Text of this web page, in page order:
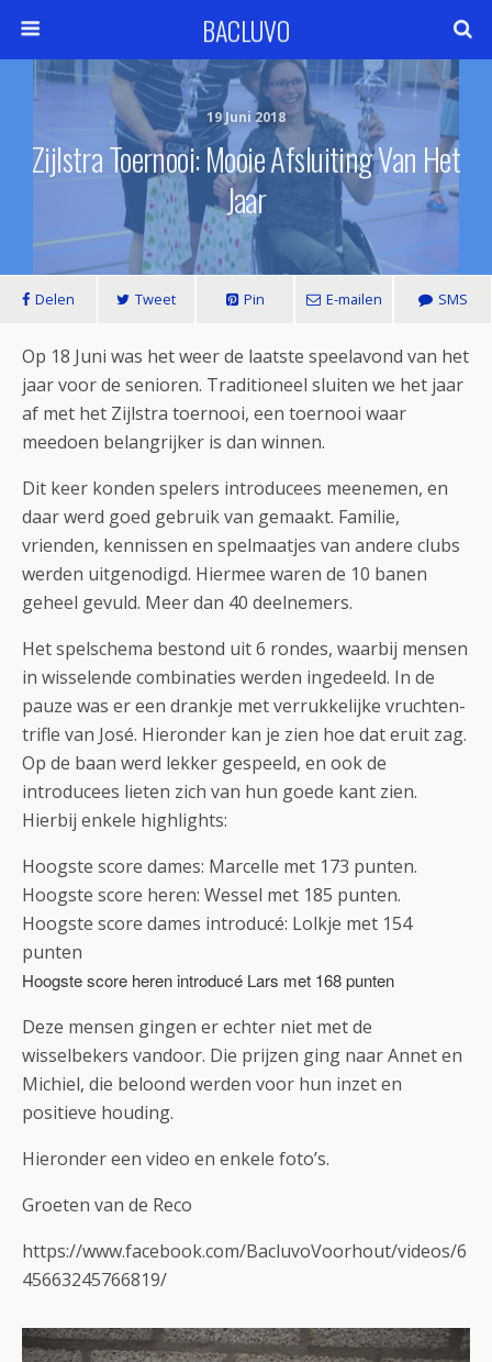
BACLUVO
19 Juni 2018
Zijlstra Toernooi: Mooie Afsluiting Van Het
Jaar
Delen Tweet Pin E-mailen SMS
Op 18 Juni was het weer de laatste speelavond van het
jaar voor de senioren. Traditioneel sluiten we het jaar
af met het Zijlstra toernooi, een toernooi waar
meedoen belangrijker is dan winnen.
Dit keer konden spelers introducees meenemen, en
daar werd goed gebruik van gemaakt. Familie,
vrienden, kennissen en spelmaatjes van andere clubs
werden uitgenodigd. Hiermee waren de 10 banen
geheel gevuld. Meer dan 40 deelnemers.
Het spelschema bestond uit 6 rondes, waarbij mensen
in wisselende combinaties werden ingedeeld. In de
pauze was er een drankje met verrukkelijke vruchten-
trifle van José. Hieronder kan je zien hoe dat eruit zag.
Op de baan werd lekker gespeeld, en ook de
introducees lieten zich van hun goede kant zien.
Hierbij enkele highlights:
Hoogste score dames: Marcelle met 173 punten.
Hoogste score heren: Wessel met 185 punten.
Hoogste score dames introducé: Lolkje met 154
punten
Hoogste score heren introducé Lars met 168 punten
Deze mensen gingen er echter niet met de
wisselbekers vandoor. Die prijzen ging naar Annet en
Michiel, die beloond werden voor hun inzet en
positieve houding.
Hieronder een video en enkele foto’s.
Groeten van de Reco
https://www.facebook.com/BacluvoVoorhout/videos/6
45663245766819/